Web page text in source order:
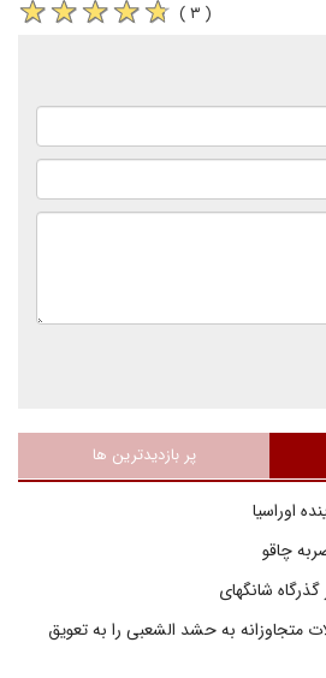
( ۳ )
پر بازدیدترین ها
اوراسیا
چاقو
شانگهای
متجاوزانه به حشد الشعبی را به تعویق